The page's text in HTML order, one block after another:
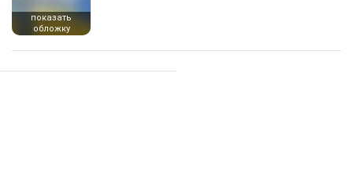
показать
обложку